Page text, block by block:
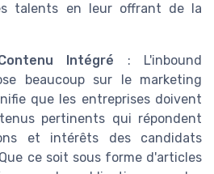
talents en leur offrant de la
Intégré : L'inbound
beaucoup sur le marketing
que les entreprises doivent
pertinents qui répondent
et intérêts des candidats
ce soit sous forme d'articles